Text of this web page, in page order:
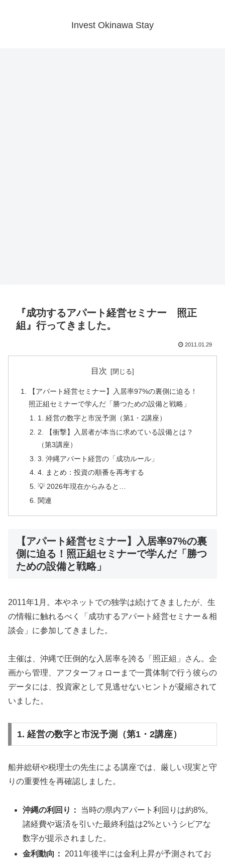
Invest Okinawa Stay
『成功するアパート経営セミナー 照正
組』行ってきました。
2011.01.29
目次
【アパート経営セミナー】入居率97%の裏側に迫る！
照正組セミナーで学んだ「勝つための設備と戦略」
1. 経営の数字と市況予測（第1・2講座）
2. 【衝撃】入居者が本当に求めている設備とは？
（第3講座）
3. 沖縄アパート経営の「成功ルール」
4. まとめ：投資の順番を再考する
💡 2026年現在からみると…
関連
【アパート経営セミナー】入居率97%の裏
側に迫る！照正組セミナーで学んだ「勝つ
ための設備と戦略」
2011年1月。本やネットでの独学は続けてきましたが、生
の情報に触れるべく「成功するアパート経営セミナー＆相
談会」に参加してきました。
主催は、沖縄で圧倒的な入居率を誇る「照正組」さん。企
画から管理、アフターフォローまで一貫体制で行う彼らの
データには、投資家として見逃せないヒントが凝縮されて
いました。
1. 経営の数字と市況予測（第1・2講座）
船井総研や税理士の先生による講座では、厳しい現実と守
りの重要性を再確認しました。
沖縄の利回り：
当時の県内アパート利回りは約8%。
諸経費や返済を引いた最終利益は2%というシビアな
数字が提示されました。
金利動向：
2011年後半には金利上昇が予測されてお